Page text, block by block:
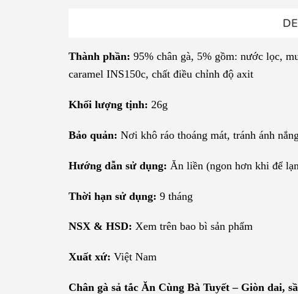
Thành phần: 95% chân gà, 5% gồm: nước lọc,
caramel INS150c, chất điều chỉnh độ axit
Khối lượng tịnh: 26g
Bảo quản: Nơi khô ráo thoáng mát, tránh ánh
Hướng dẫn sử dụng: Ăn liền (ngon hơn khi để
Thời hạn sử dụng: 9 tháng
NSX & HSD: Xem trên bao bì sản phẩm
Xuất xứ: Việt Nam
Chân gà sả tắc Ăn Cùng Bà Tuyết – Giòn dai,